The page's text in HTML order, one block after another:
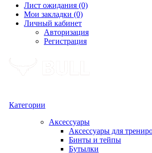
Лист ожидания (0)
Мои закладки (0)
Личный кабинет
Авторизация
Регистрация
Категории
Аксессуары
Аксессуары для
Бинты и тейпы
Бутылки